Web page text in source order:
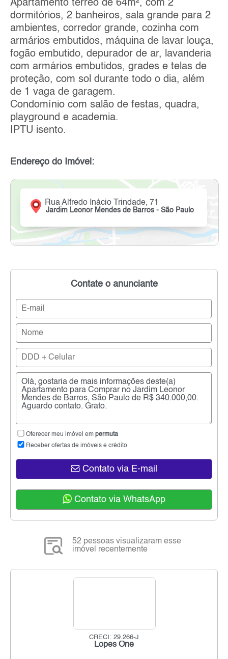
Apartamento térreo de 64m², com 2
dormitórios, 2 banheiros, sala grande para 2
ambientes, corredor grande, cozinha com
armários embutidos, máquina de lavar louça,
fogão embutido, depurador de ar, lavanderia
com armários embutidos, grades e telas de
proteção, com sol durante todo o dia, além
de 1 vaga de garagem.
Condomínio com salão de festas, quadra,
playground e academia.
IPTU isento.
Endereço do Imóvel:
Rua Alfredo Inácio Trindade, 71
Jardim Leonor Mendes de Barros - São Paulo
Contate o anunciante
Oferecer meu imóvel em permuta
Receber ofertas de imóveis e crédito
Contato via E-mail
Contato via WhatsApp
52 pessoas visualizaram esse
imóvel recentemente
CRECI: 29.266-J
Lopes One